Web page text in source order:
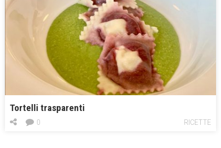
Tortelli trasparenti
RICETTE
0